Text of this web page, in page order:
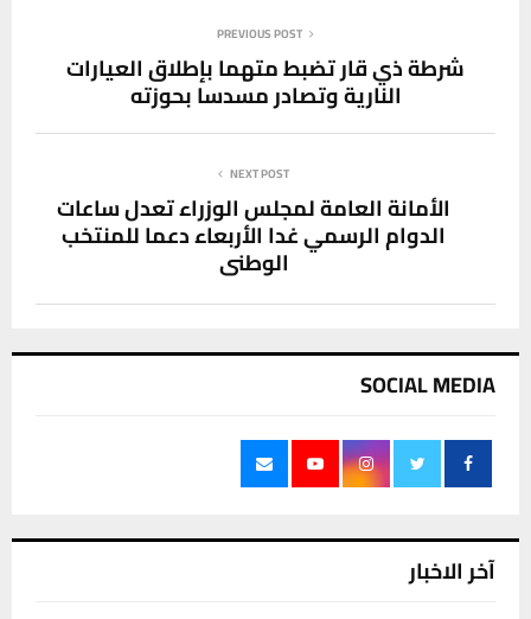
PREVIOUS POST
شرطة ذي قار تضبط متهما بإطلاق العيارات
النارية وتصادر مسدسا بحوزته
NEXT POST
الأمانة العامة لمجلس الوزراء تعدل ساعات
الدوام الرسمي غدا الأربعاء دعما للمنتخب
الوطني
SOCIAL MEDIA
آخر الاخبار